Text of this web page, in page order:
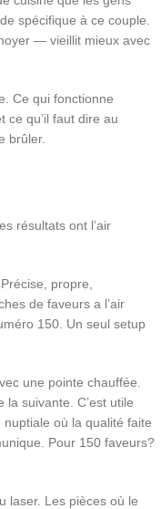
spécifique à ce couple.
— vieillit mieux avec
Ce qui fonctionne
ce qu’il faut dire au
brûler.
résultats ont l’air
propre,
de faveurs a l’air
150. Un seul setup
une pointe chauffée.
suivante. C’est utile
où la qualité faite
Pour 150 faveurs?
laser. Les pièces où le